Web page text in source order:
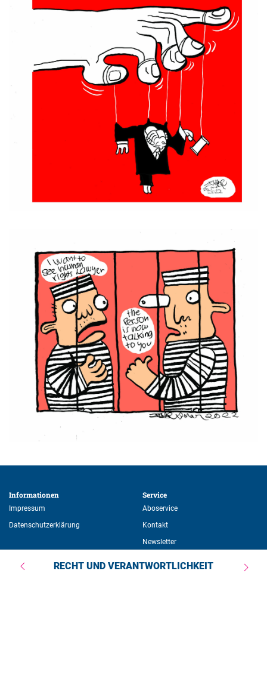
Informationen
Impressum
Datenschutzerklärung
Veranstaltungen
Service
Aboservice
Kontakt
Newsletter
RECHT UND VERANTWORTLICHKEIT